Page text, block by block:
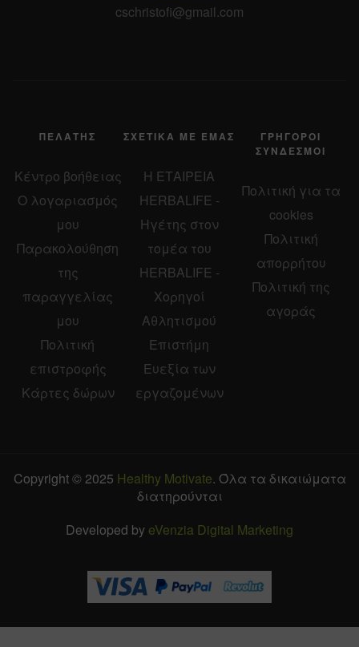
ΠΕΛΆΤΗΣ
Κέντρο βοήθειας
Ο λογαριασμός
μου
Παρακολούθηση
της
παραγγελίας
μου
Πολιτική
επιστροφής
Κάρτες δώρων
ΣΧΕΤΙΚΆ ΜΕ ΕΜΆΣ
Η ΕΤΑΙΡΕΙΑ
HERBALIFE -
Ηγέτης στον
τομέα του
HERBALIFE -
Χορηγοί
Αθλητισμού
Επιστήμη
Ευεξία των
εργαζομένων
ΓΡΉΓΟΡΟΙ
ΣΎΝΔΕΣΜΟΙ
Πολιτική για τα
cookies
Πολιτική
απορρήτου
Πολιτική της
αγοράς
cschristofi@gmail.com
Copyright © 2025 Healthy Motivate. Όλα τα δικαιώματα
διατηρούνται
Developed by eVenzia Digital Marketing